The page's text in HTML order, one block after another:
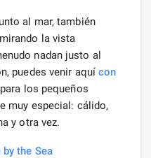
al mar, también
la vista
nadan justo al
puedes venir aquícon
los pequeños
muy especial: cálido,
y otra vez.
the Sea